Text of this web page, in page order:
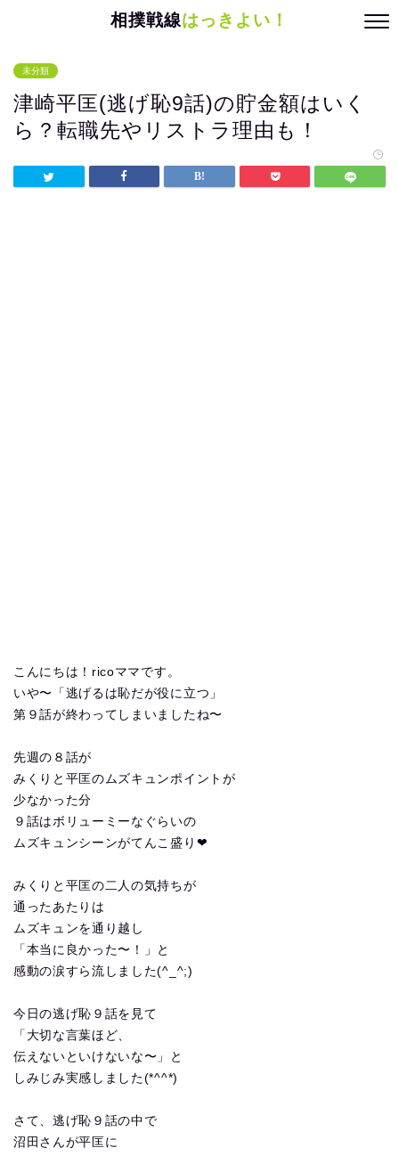
相撲戦線はっきよい！
未分類
津崎平匡(逃げ恥9話)の貯金額はいく
ら？転職先やリストラ理由も！
こんにちは！ricoママです。
いや〜「逃げるは恥だが役に立つ」
第９話が終わってしまいましたね〜
先週の８話が
みくりと平匡のムズキュンポイントが
少なかった分
９話はボリューミーなぐらいの
ムズキュンシーンがてんこ盛り❤︎
みくりと平匡の二人の気持ちが
通ったあたりは
ムズキュンを通り越し
「本当に良かった〜！」と
感動の涙すら流しました(^_^;)
今日の逃げ恥９話を見て
「大切な言葉ほど、
伝えないといけないな〜」と
しみじみ実感しました(*^^*)
さて、逃げ恥９話の中で
沼田さんが平匡に